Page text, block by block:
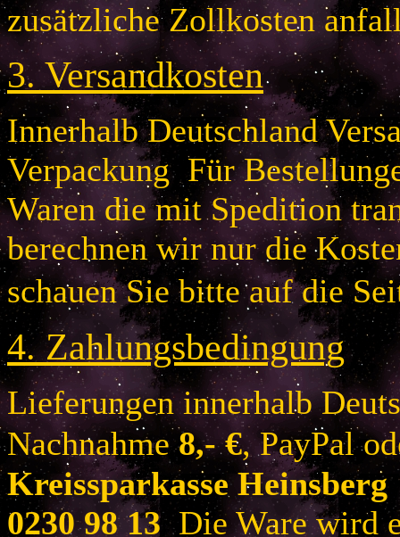
zusätzliche Zollkosten
3.Versandkosten
Innerhalb Deutschland
Verpackung Für
Waren die mit Spedition
berechnen wir nur die
schauen Sie bitte auf die
4.Zahlungsbedingung
Lieferungen innerhalb
Nachnahme 8,- €, PayPal
Kreissparkasse
0230 98 13Die Ware wird